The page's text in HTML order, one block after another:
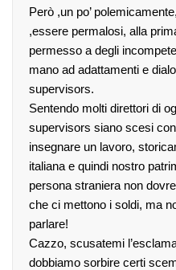
Però ,un po’
,essere permalosi, alla
permesso a degli
mano ad adattamenti e
supervisors.
Sentendo molti direttori di
supervisors siano scesi
insegnare un lavoro,
italiana e quindi nostro
persona straniera non
che ci mettono i soldi, ma
parlare!
Cazzo, scusatemi
dobbiamo sorbire certi